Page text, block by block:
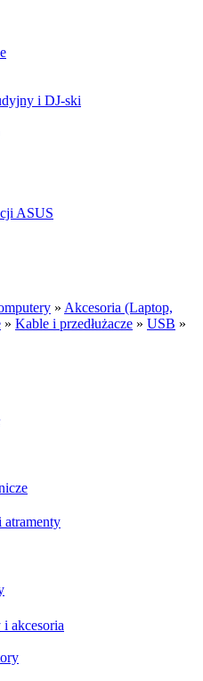
i DJ-ski
ASUS
» Akcesoria (Laptop,
» Kable i przedłużacze » USB »
atramenty
akcesoria